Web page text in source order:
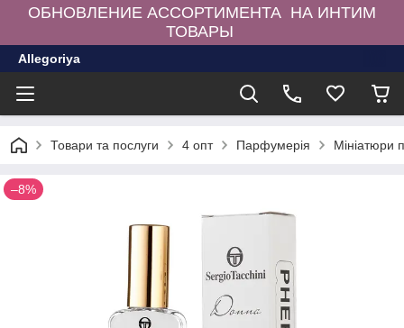
ОБНОВЛЕНИЕ АССОРТИМЕНТА НА ИНТИМ
ТОВАРЫ
Allegoriya
Товари та послуги 4 опт Парфумерія Мініатюри
–8%